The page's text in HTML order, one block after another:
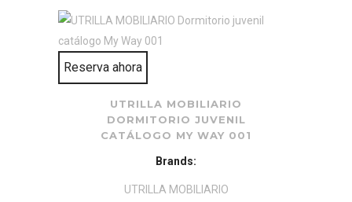
Reserva ahora
UTRILLA MOBILIARIO
DORMITORIO JUVENIL
CATÁLOGO MY WAY 001
Brands:
UTRILLA MOBILIARIO